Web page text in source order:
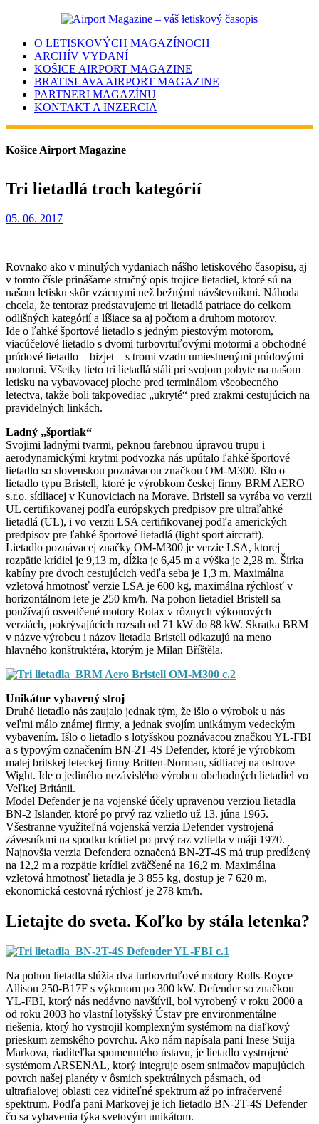
O LETISKOVÝCH MAGAZÍNOCH
ARCHÍV VYDANÍ
KOŠICE AIRPORT MAGAZINE
BRATISLAVA AIRPORT MAGAZINE
PARTNERI MAGAZÍNU
KONTAKT A INZERCIA
Košice Airport Magazine
Tri lietadlá troch kategórií
05. 06. 2017
Rovnako ako v minulých vydaniach nášho letiskového časopisu, aj
v tomto čísle prinášame stručný opis trojice lietadiel, ktoré sú na
našom letisku skôr vzácnymi než bežnými návštevníkmi. Náhoda
chcela, že tentoraz predstavujeme tri lietadlá patriace do celkom
odlišných kategórií a líšiace sa aj počtom a druhom motorov.
Ide o ľahké športové lietadlo s jedným piestovým motorom,
viacúčelové lietadlo s dvomi turbovrtuľovými motormi a obchodné
prúdové lietadlo – bizjet – s tromi vzadu umiestnenými prúdovými
motormi. Všetky tieto tri lietadlá stáli pri svojom pobyte na našom
letisku na vybavovacej ploche pred terminálom všeobecného
letectva, takže boli takpovediac „ukryté“ pred zrakmi cestujúcich na
pravidelných linkách.
Ladný „športiak“
Svojimi ladnými tvarmi, peknou farebnou úpravou trupu i
aerodynamickými krytmi podvozka nás upútalo ľahké športové
lietadlo so slovenskou poznávacou značkou OM-M300. Išlo o
lietadlo typu Bristell, ktoré je výrobkom českej firmy BRM AERO
s.r.o. sídliacej v Kunoviciach na Morave. Bristell sa vyrába vo verzii
UL certifikovanej podľa európskych predpisov pre ultraľahké
lietadlá (UL), i vo verzii LSA certifikovanej podľa amerických
predpisov pre ľahké športové lietadlá (light sport aircraft).
Lietadlo poznávacej značky OM-M300 je verzie LSA, ktorej
rozpätie krídiel je 9,13 m, dĺžka je 6,45 m a výška je 2,28 m. Šírka
kabíny pre dvoch cestujúcich vedľa seba je 1,3 m. Maximálna
vzletová hmotnosť verzie LSA je 600 kg, maximálna rýchlosť v
horizontálnom lete je 250 km/h. Na pohon lietadiel Bristell sa
používajú osvedčené motory Rotax v rôznych výkonových
verziách, pokrývajúcich rozsah od 71 kW do 88 kW. Skratka BRM
v názve výrobcu i názov lietadla Bristell odkazujú na meno
hlavného konštruktéra, ktorým je Milan Bříštěla.
Unikátne vybavený stroj
Druhé lietadlo nás zaujalo jednak tým, že išlo o výrobok u nás
veľmi málo známej firmy, a jednak svojím unikátnym vedeckým
vybavením. Išlo o lietadlo s lotyšskou poznávacou značkou YL-FBI
a s typovým označením BN-2T-4S Defender, ktoré je výrobkom
malej britskej leteckej firmy Britten-Norman, sídliacej na ostrove
Wight. Ide o jediného nezávislého výrobcu obchodných lietadiel vo
Veľkej Británii.
Model Defender je na vojenské účely upravenou verziou lietadla
BN-2 Islander, ktoré po prvý raz vzlietlo už 13. júna 1965.
Všestranne využiteľná vojenská verzia Defender vystrojená
závesníkmi na spodku krídiel po prvý raz vzlietla v máji 1970.
Najnovšia verzia Defendera označená BN-2T-4S má trup predĺžený
na 12,2 m a rozpätie krídiel zväčšené na 16,2 m. Maximálna
vzletová hmotnosť lietadla je 3 855 kg, dostup je 7 620 m,
ekonomická cestovná rýchlosť je 278 km/h.
Lietajte do sveta. Koľko by stála letenka?
Na pohon lietadla slúžia dva turbovrtuľové motory Rolls-Royce
Allison 250-B17F s výkonom po 300 kW. Defender so značkou
YL-FBI, ktorý nás nedávno navštívil, bol vyrobený v roku 2000 a
od roku 2003 ho vlastní lotyšský Ústav pre environmentálne
riešenia, ktorý ho vystrojil komplexným systémom na diaľkový
prieskum zemského povrchu. Ako nám napísala pani Inese Suija –
Markova, riaditeľka spomenutého ústavu, je lietadlo vystrojené
systémom ARSENAL, ktorý integruje osem snímačov mapujúcich
povrch našej planéty v ôsmich spektrálnych pásmach, od
ultrafialovej oblasti cez viditeľné spektrum až po infračervené
spektrum. Podľa pani Markovej je ich lietadlo BN-2T-4S Defender
čo sa vybavenia týka svetovým unikátom.